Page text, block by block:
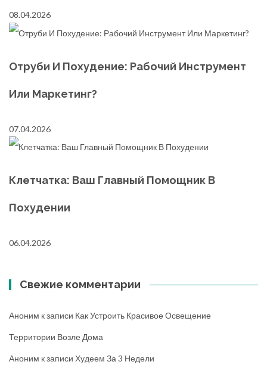
08.04.2026
Отруби И Похудение: Рабочий Инструмент
Или Маркетинг?
07.04.2026
Клетчатка: Ваш Главный Помощник В
Похудении
06.04.2026
Свежие комментарии
Аноним к записи Как Устроить Красивое Освещение
Территории Возле Дома
Аноним к записи Худеем За 3 Недели